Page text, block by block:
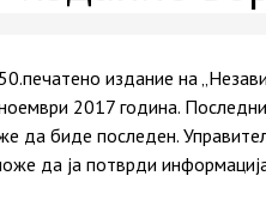
издание на
2017 година.
да биде последен.
да ја потврди